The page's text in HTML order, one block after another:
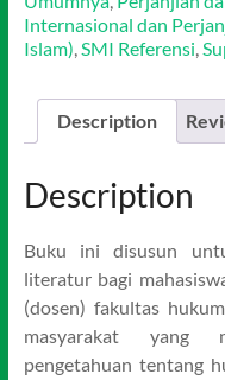
Internasional dan
Islam),SMI Referensi,
Description
Description
Buku ini disusun
literatur bagi
(dosen) fakultas
masyarakat yang
pengetahuan tentang